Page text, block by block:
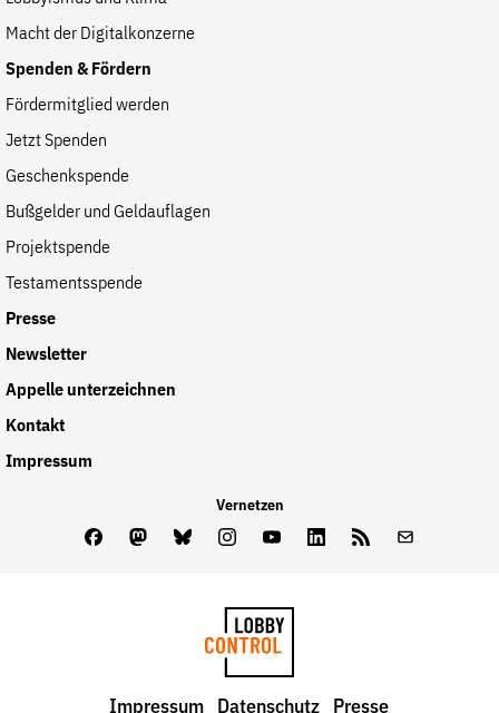
Macht der Digitalkonzerne
Spenden & Fördern
Fördermitglied werden
Jetzt Spenden
Geschenkspende
Bußgelder und Geldauflagen
Projektspende
Testamentsspende
Presse
Newsletter
Appelle unterzeichnen
Kontakt
Impressum
Vernetzen
FacebookMastodon
BlueskyInstagram
YoutubeLinkedInFeed
LobbyControl
Impressum Datenschutz Presse